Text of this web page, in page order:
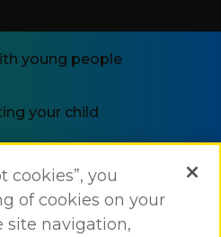
young people
your child
THRIVE
cookies”, you
of cookies on your
site navigation,